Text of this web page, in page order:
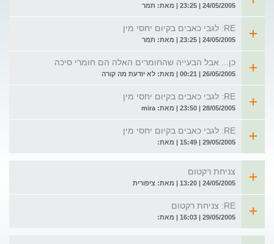
24/05/2005 | 23:25 | מאת: תמר
RE: לגבי כאבים בקיום יחסי מין
24/05/2005 | 23:25 | מאת: תמר
כן... אבל הבעייה שהחומרים האלה הם חומרי סיכה
26/05/2005 | 00:21 | מאת: לא יודעת מה קורה
RE: לגבי כאבים בקיום יחסי מין
28/05/2005 | 23:50 | מאת: mira
RE: לגבי כאבים בקיום יחסי מין
29/05/2005 | 15:49 | מאת:
צניחת רקטום
24/05/2005 | 13:20 | מאת: ציפורית
RE: צניחת רקטום
29/05/2005 | 16:03 | מאת: